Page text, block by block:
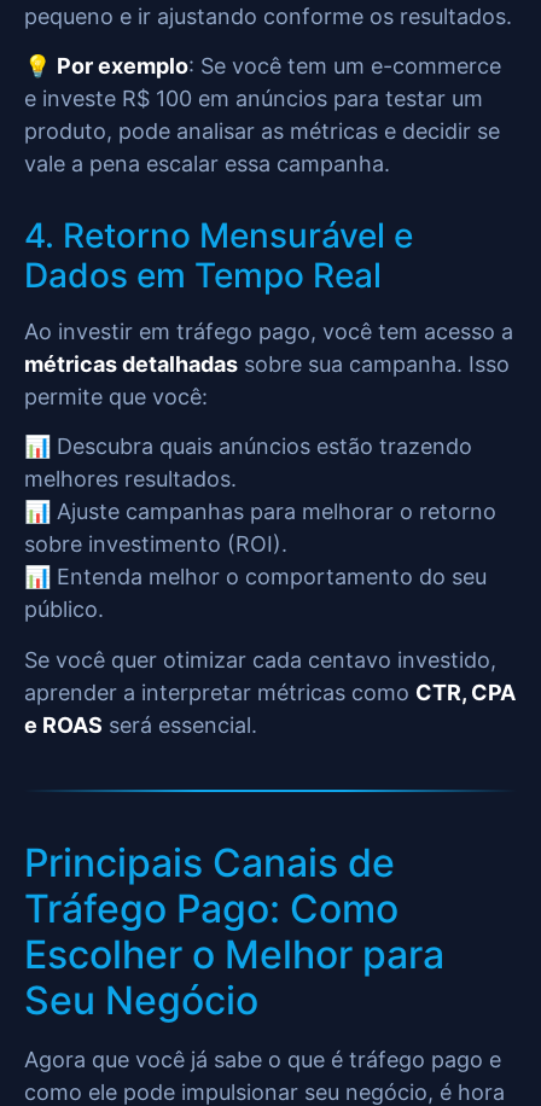
pequeno e ir ajustando conforme os resultados.
💡 Por exemplo: Se você tem um e-commerce
e investe R$ 100 em anúncios para testar um
produto, pode analisar as métricas e decidir se
vale a pena escalar essa campanha.
4. Retorno Mensurável e
Dados em Tempo Real
Ao investir em tráfego pago, você tem acesso a
métricas detalhadas sobre sua campanha. Isso
permite que você:
📊 Descubra quais anúncios estão trazendo
melhores resultados.
📊 Ajuste campanhas para melhorar o retorno
sobre investimento (ROI).
📊 Entenda melhor o comportamento do seu
público.
Se você quer otimizar cada centavo investido,
aprender a interpretar métricas como CTR, CPA
e ROAS será essencial.
Principais Canais de
Tráfego Pago: Como
Escolher o Melhor para
Seu Negócio
Agora que você já sabe o que é tráfego pago e
como ele pode impulsionar seu negócio, é hora